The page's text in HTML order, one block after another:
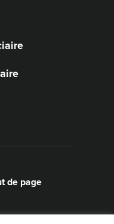
de page
légales